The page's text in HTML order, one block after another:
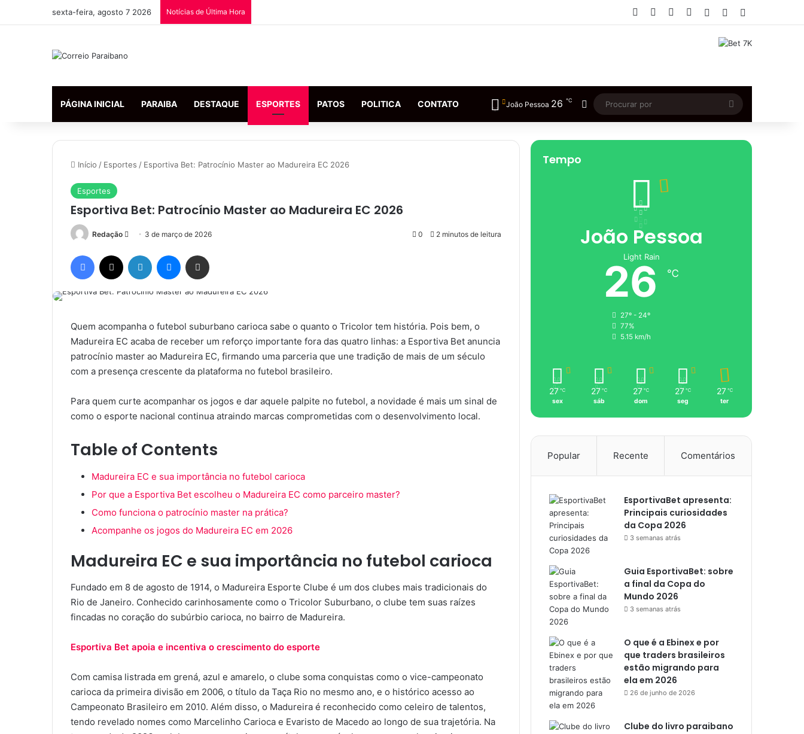
sexta-feira, agosto 7 2026 Notícias de Última Hora Facebook YouTubeInstagram
Entrar Artigo aleatório
PÁGINA INICIAL PARAIBA DESTAQUE ESPORTES PATOS POLITICA CONTATO João Pessoa 26 ℃ Switch skin
Procurar
por
Início / Esportes / Esportiva Bet: Patrocínio Master ao Madureira EC 2026
Esportes
Esportiva Bet: Patrocínio Master ao Madureira EC 2026
Redação
Mande
e-
mail
3 de março de 2026 0 2 minutos de leitura
Facebook Linkedin Messenger
Quem acompanha o futebol suburbano carioca sabe o quanto o Tricolor tem história. Pois bem, o
Madureira EC acaba de receber um reforço importante fora das quatro linhas: a Esportiva Bet anuncia
patrocínio master ao Madureira EC, firmando uma parceria que une tradição de mais de um século
com a presença crescente da plataforma no futebol brasileiro.
Para quem curte acompanhar os jogos e dar aquele palpite no futebol, a novidade é mais um sinal de
como o esporte nacional continua atraindo marcas comprometidas com o desenvolvimento local.
Table of Contents
Madureira EC e sua importância no futebol carioca
Por que a Esportiva Bet escolheu o Madureira EC como parceiro master?
Como funciona o patrocínio master na prática?
Acompanhe os jogos do Madureira EC em 2026
Madureira EC e sua importância no futebol carioca
Fundado em 8 de agosto de 1914, o Madureira Esporte Clube é um dos clubes mais tradicionais do
Rio de Janeiro. Conhecido carinhosamente como o Tricolor Suburbano, o clube tem suas raízes
fincadas no coração do subúrbio carioca, no bairro de Madureira.
Esportiva Bet apoia e incentiva o crescimento do esporte
Com camisa listrada em grená, azul e amarelo, o clube soma conquistas como o vice-campeonato
carioca da primeira divisão em 2006, o título da Taça Rio no mesmo ano, e o histórico acesso ao
Campeonato Brasileiro em 2010. Além disso, o Madureira é reconhecido como celeiro de talentos,
tendo revelado nomes como Marcelinho Carioca e Evaristo de Macedo ao longo de sua trajetória. Na
Tempo
João Pessoa
Light Rain
26 ℃
27º - 24º
77%
5.15 km/h
27 ℃
sex
27 ℃
sáb
27 ℃
dom
27 ℃
seg
27 ℃
ter
Popular Recente Comentários
EsportivaBet apresenta:
Principais curiosidades
da Copa 2026
3 semanas atrás
Guia EsportivaBet: sobre
a final da Copa do
Mundo 2026
3 semanas atrás
O que é a Ebinex e por
que traders brasileiros
estão migrando para
ela em 2026
26 de junho de 2026
Clube do livro paraibano